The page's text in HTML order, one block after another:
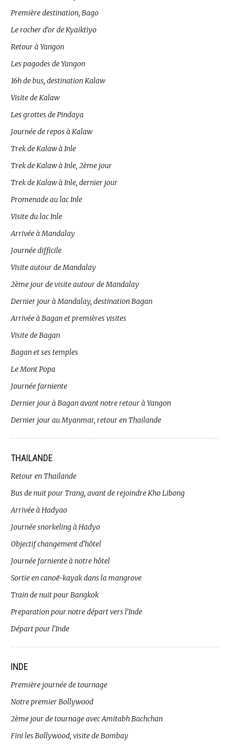
Première destination, Bago
Le rocher d’or de Kyaiktiyo
Retour à Yangon
Les pagodes de Yangon
16h de bus, destination Kalaw
Visite de Kalaw
Les grottes de Pindaya
Journée de repos à Kalaw
Trek de Kalaw à Inle
Trek de Kalaw à Inle, 2ème jour
Trek de Kalaw à Inle, dernier jour
Promenade au lac Inle
Visite du lac Inle
Arrivée à Mandalay
Journée difficile
Visite autour de Mandalay
2ème jour de visite autour de Mandalay
Dernier jour à Mandalay, destination Bagan
Arrivée à Bagan et premières visites
Visite de Bagan
Bagan et ses temples
Le Mont Popa
Journée farniente
Dernier jour à Bagan avant notre retour à Yangon
Dernier jour au Myanmar, retour en Thailande
THAILANDE
Retour en Thailande
Bus de nuit pour Trang, avant de rejoindre Kho Libong
Arrivée à Hadyao
Journée snorkeling à Hadyo
Objectif changement d’hôtel
Journée farniente à notre hôtel
Sortie en canoë-kayak dans la mangrove
Train de nuit pour Bangkok
Preparation pour notre départ vers l’Inde
Départ pour l’Inde
INDE
Première journée de tournage
Notre premier Bollywood
2ème jour de tournage avec Amitabh Bachchan
Fini les Bollywood, visite de Bombay